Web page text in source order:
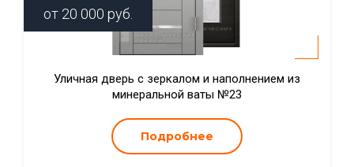
от 20 000 руб.
Уличная дверь с зеркалом и наполнением из
минеральной ваты №23
Подробнее